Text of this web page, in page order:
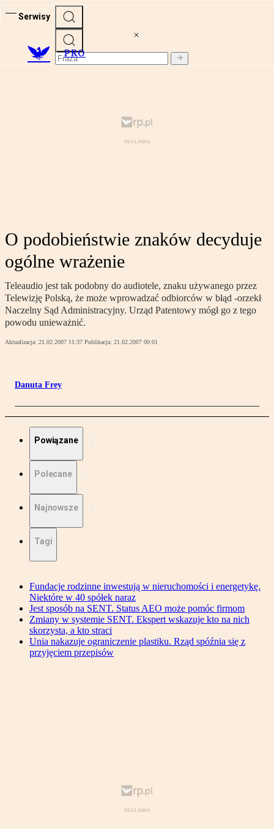
Serwisy
PRO
O podobieństwie znaków decyduje
ogólne wrażenie
Teleaudio jest tak podobny do audiotele, znaku używanego przez
Telewizję Polską, że może wprowadzać odbiorców w błąd -orzekł
Naczelny Sąd Administracyjny. Urząd Patentowy mógł go z tego
powodu unieważnić.
Aktualizacja: 21.02.2007 11:37 Publikacja: 21.02.2007 00:01
Danuta Frey
Powiązane
Polecane
Najnowsze
Tagi
Fundacje rodzinne inwestują w nieruchomości i energetykę.
Niektóre w 40 spółek naraz
Jest sposób na SENT. Status AEO może pomóc firmom
Zmiany w systemie SENT. Ekspert wskazuje kto na nich
skorzysta, a kto straci
Unia nakazuje ograniczenie plastiku. Rząd spóźnia się z
przyjęciem przepisów